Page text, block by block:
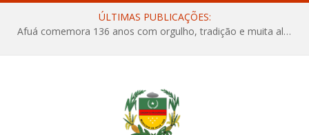
ÚLTIMAS PUBLICAÇÕES:
Afuá comemora 136 anos com orgulho, tradição e muita alegria na Quadra Dr. Nelson Salomão